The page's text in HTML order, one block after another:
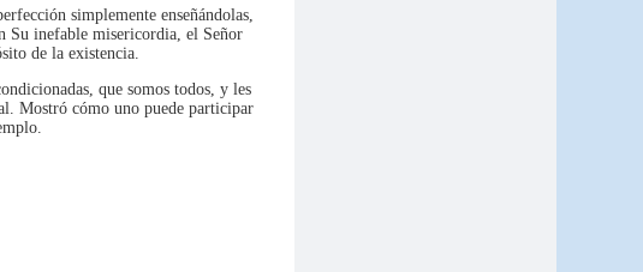
simplemente enseñándolas,
Su inefable misericordia, el Señor
de la existencia.
que somos todos, y les
Mostró cómo uno puede participar